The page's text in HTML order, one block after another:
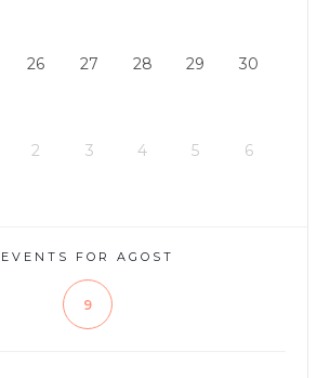
26 27 28 29 30
2 3 4 5 6
EVENTS FOR AGOST
9